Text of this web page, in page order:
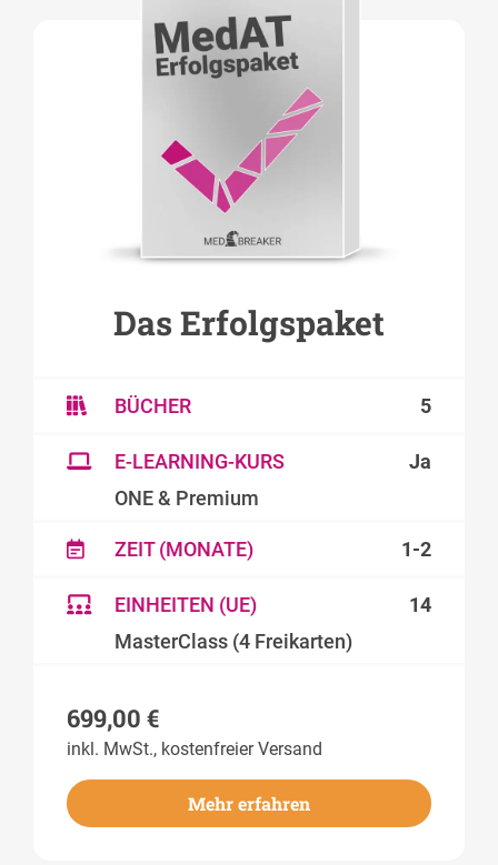
Das Erfolgspaket
BÜCHER 5
E-LEARNING-KURS
Ja
ONE & Premium
ZEIT (MONATE) 1-2
EINHEITEN (UE)
14
MasterClass (4 Freikarten)
699,00 €
inkl. MwSt., kostenfreier Versand
Mehr erfahren